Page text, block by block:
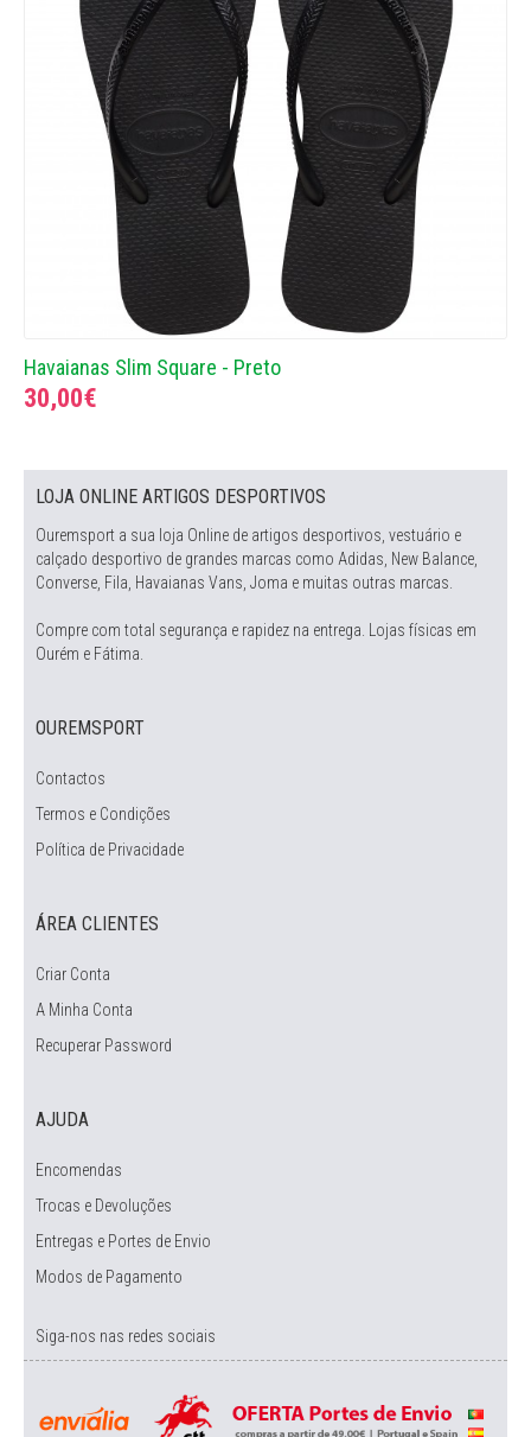
Havaianas Slim Square - Preto
30,00€
LOJA ONLINE ARTIGOS DESPORTIVOS
Ouremsport a sua loja Online de artigos desportivos, vestuário e
calçado desportivo de grandes marcas como Adidas, New Balance,
Converse, Fila, Havaianas Vans, Joma e muitas outras marcas.
Compre com total segurança e rapidez na entrega. Lojas físicas em
Ourém e Fátima.
OUREMSPORT
Contactos
Termos e Condições
Política de Privacidade
ÁREA CLIENTES
Criar Conta
A Minha Conta
Recuperar Password
AJUDA
Encomendas
Trocas e Devoluções
Entregas e Portes de Envio
Modos de Pagamento
Siga-nos nas redes sociais